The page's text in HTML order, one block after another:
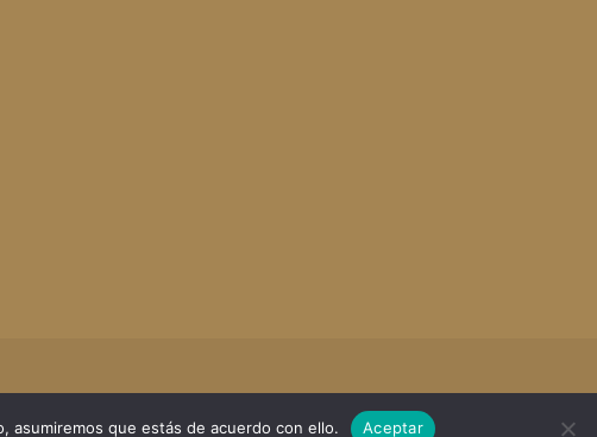
asumiremos que estás de acuerdo con ello. Aceptar